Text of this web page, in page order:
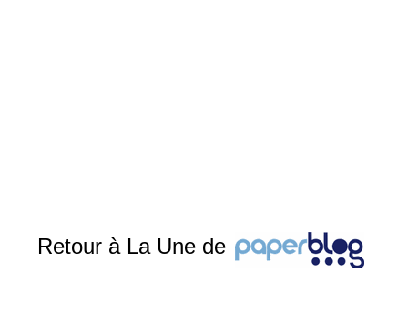
Retour à La Une de